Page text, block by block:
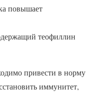
повышает
теофиллин
привести в норму
иммунитет,